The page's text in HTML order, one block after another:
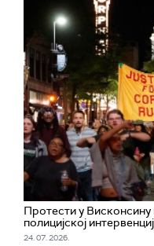
Протести у
полицијској
24. 07. 2026.